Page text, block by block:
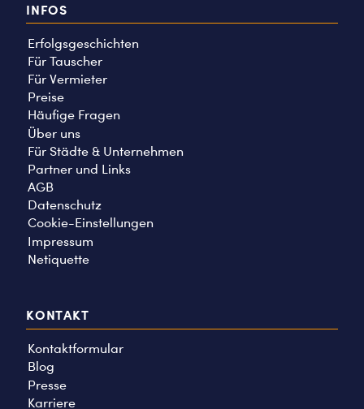
INFOS
Erfolgsgeschichten
Für Tauscher
Für Vermieter
Preise
Häufige Fragen
Über uns
Für Städte & Unternehmen
Partner und Links
AGB
Datenschutz
Cookie-Einstellungen
Impressum
Netiquette
KONTAKT
Kontaktformular
Blog
Presse
Karriere